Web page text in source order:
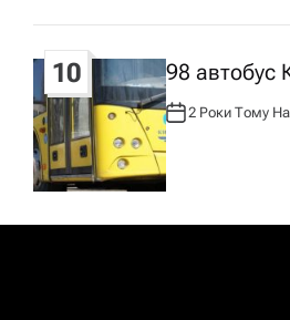
10 98 автобус
А
В
Т
О
Р
:
2 Роки Тому